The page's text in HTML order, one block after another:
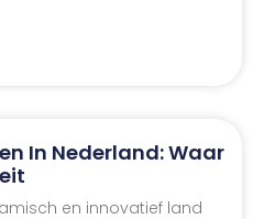
In Nederland: Waar
en innovatief land